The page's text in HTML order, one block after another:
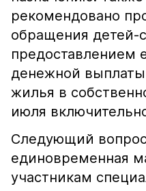
рекомендовано
обращения детей-
предоставлением
денежной
жилья в
июля
Следующий
единовременная
участникам